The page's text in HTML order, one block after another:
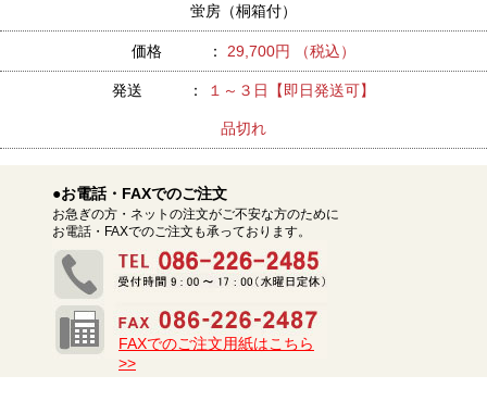
蛍房（桐箱付）
価格 ： 29,700円 （税込）
発送 ： １～３日【即日発送可】
品切れ
●お電話・FAXでのご注文
お急ぎの方・ネットの注文がご不安な方のために
お電話・FAXでのご注文も承っております。
FAXでのご注文用紙はこちら
>>